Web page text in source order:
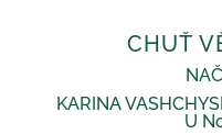
CHUŤ
KARINA
U